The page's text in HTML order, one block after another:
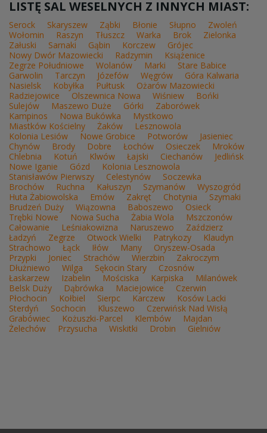
LISTĘ SAL WESELNYCH Z INNYCH MIAST:
Serock Skaryszew Ząbki Błonie Słupno
Zwoleń
Wołomin
Raszyn Tłuszcz Warka Brok
Zielonka
Załuski
Sarnaki Gąbin Korczew
Grójec
Nowy Dwór Mazowiecki
Radzymin
Książenice
Zegrze Południowe
Wolanów Marki
Stare Babice
Garwolin
Tarczyn Józefów Węgrów
Góra Kalwaria
Nasielsk
Kobyłka Pułtusk
Ożarów Mazowiecki
Radziejowice
Olszewnica Nowa Wiśniew
Bońki
Sulejów
Maszewo Duże Górki
Zaborówek
Kampinos
Nowa Bukówka
Mystkowo
Miastków Kościelny
Żaków
Lesznowola
Kolonia Lesiów
Nowe Grobice Potworów
Jasieniec
Chynów
Brody Dobre Łochów Osieczek
Mroków
Chlebnia
Kotuń Klwów Łajski Ciechanów
Jedlińsk
Nowe Iganie
Gózd
Kolonia Lesznowola
Stanisławów Pierwszy
Celestynów
Soczewka
Brochów
Ruchna Kałuszyn Szymanów
Wyszogród
Huta Żabiowolska
Emów Zakręt Chotynia
Szymaki
Brudzeń Duży
Wiązowna Baboszewo
Osieck
Trębki Nowe
Nowa Sucha Żabia Wola
Mszczonów
Całowanie
Leśniakowizna Naruszewo
Zaździerz
Ładzyń
Zegrze Otwock Wielki Patrykozy
Klaudyn
Strachowo
Łąck Iłów Many
Oryszew-Osada
Przypki
Joniec Strachów Wierzbin
Zakroczym
Dłużniewo
Wilga Sękocin Stary
Czosnów
Łaskarzew
Izabelin Mościska Karpiska
Milanówek
Belsk Duży
Dąbrówka Maciejowice
Czerwin
Płochocin
Kołbiel Sierpc Karczew
Kosów Lacki
Sterdyń
Sochocin Kluszewo
Czerwińsk Nad Wisłą
Grabówiec
Kożuszki-Parcel Klembów
Majdan
Żelechów
Przysucha Wiskitki Drobin Gielniów